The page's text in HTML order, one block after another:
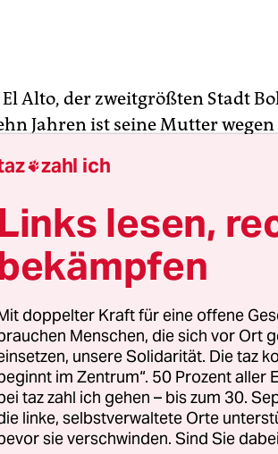
Alto, der zweitgrößten Stadt
Jahren ist seine Mutter
Seit er elf Jahre alt ist, arbeitet
Tante. Sie verkauft
Feria 16 de Julio, dem
fängt er noch vor
am frühen Nachmittag
räumt auf und verhandelt mit
meint Daniel: „Denn da
weder seinen
(etwa 2 Euro) verdient er pro
zahl ich
Links lesen,
doppelter Kraft für eine offene
Menschen, die sich vor Ort
unsere Solidarität. Die taz
im Zentrum“. 50 Prozent aller
taz zahl ich gehen – bis zum 30.
linke, selbstverwaltete Orte
sie verschwinden. Sind Sie